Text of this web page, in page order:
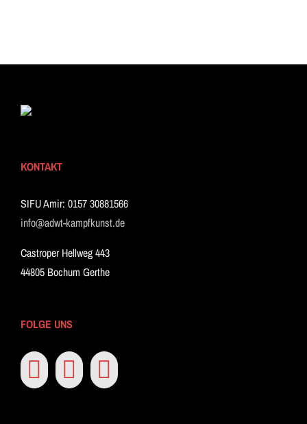
KONTAKT
SIFU Amir: 0157 30881566
info@adwt-kampfkunst.de
Castroper Hellweg 443
44805 Bochum Gerthe
FOLGE UNS